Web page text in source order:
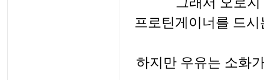
프로틴게이너를 드
하지만 우유는 소화